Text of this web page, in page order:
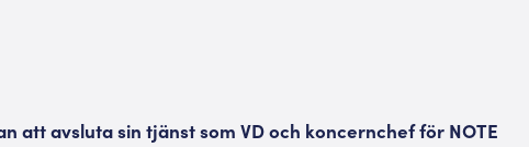
att avsluta sin tjänst som VD och koncernchef för NOTE